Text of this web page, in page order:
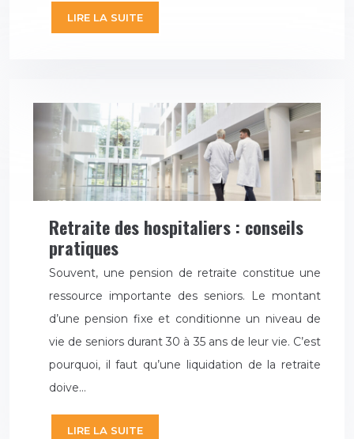
LIRE LA SUITE
Retraite des hospitaliers : conseils
pratiques
Souvent, une pension de retraite constitue une
ressource importante des seniors. Le montant
d’une pension fixe et conditionne un niveau de
vie de seniors durant 30 à 35 ans de leur vie. C’est
pourquoi, il faut qu’une liquidation de la retraite
doive…
LIRE LA SUITE